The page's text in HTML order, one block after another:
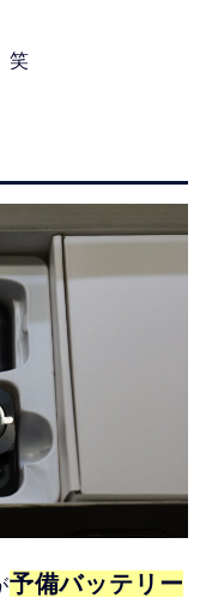
笑
予備バッテリー